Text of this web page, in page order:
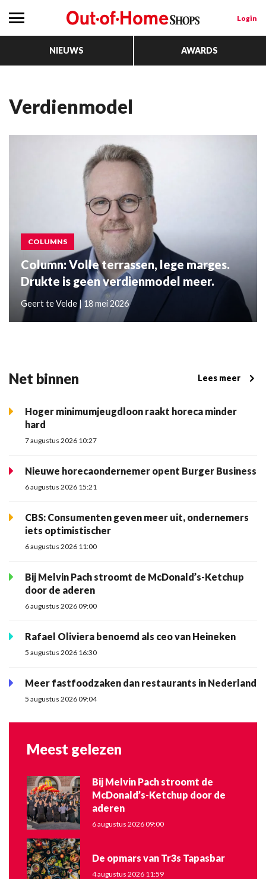
Login
NIEUWS AWARDS
verdienmodel
COLUMNS
Column: Volle terrassen, lege marges.
Drukte is geen verdienmodel meer.
Geert te Velde | 18 mei 2026
Net binnen Lees meer
Hoger minimumjeugdloon raakt horeca minder
hard
7 augustus 2026 10:27
Nieuwe horecaondernemer opent Burger Business
6 augustus 2026 15:21
CBS: Consumenten geven meer uit, ondernemers
iets optimistischer
6 augustus 2026 11:00
Bij Melvin Pach stroomt de McDonald’s-Ketchup
door de aderen
6 augustus 2026 09:00
Rafael Oliviera benoemd als ceo van Heineken
5 augustus 2026 16:30
Meer fastfoodzaken dan restaurants in Nederland
5 augustus 2026 09:04
Meest gelezen
Bij Melvin Pach stroomt de
McDonald’s-Ketchup door de
aderen
6 augustus 2026 09:00
De opmars van Tr3s Tapasbar
4 augustus 2026 11:59